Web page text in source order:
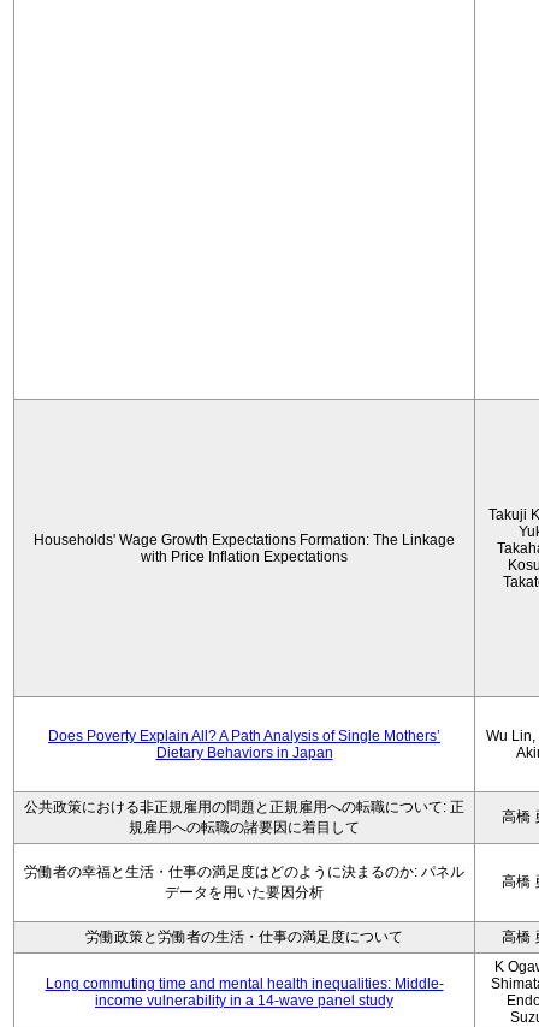
Households' Wage Growth Expectations Formation: The Linkage
with Price Inflation Expectations
Takuji
Does Poverty Explain All? A Path Analysis of Single Mothers’
Dietary Behaviors in Japan
Wu Lin,
公共政策における非正規雇用の問題と正規雇用への転職について: 正
規雇用への転職の諸要因に着目して
高橋
労働者の幸福と生活・仕事の満足度はどのように決まるのか: パネル
データを用いた要因分析
高橋
労働政策と労働者の生活・仕事の満足度について 高橋
Long commuting time and mental health inequalities: Middle-
income vulnerability in a 14-wave panel study
K